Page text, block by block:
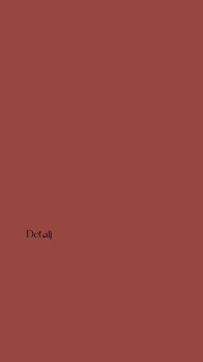
Detalj